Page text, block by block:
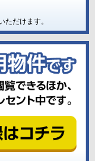
ただけます。